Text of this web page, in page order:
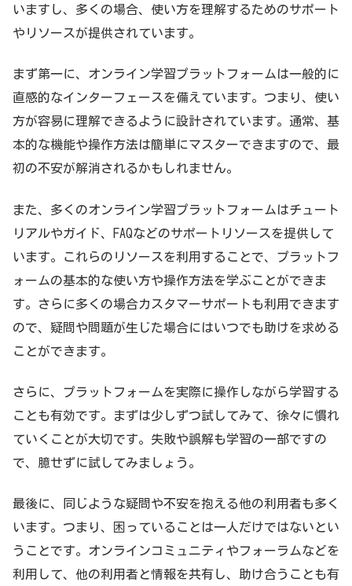
いますし、多くの場合、使い方を理解するためのサポート
やリソースが提供されています。
まず第一に、オンライン学習プラットフォームは一般的に
直感的なインターフェースを備えています。つまり、使い
方が容易に理解できるように設計されています。通常、基
本的な機能や操作方法は簡単にマスターできますので、最
初の不安が解消されるかもしれません。
また、多くのオンライン学習プラットフォームはチュート
リアルやガイド、FAQなどのサポートリソースを提供して
います。これらのリソースを利用することで、プラットフ
ォームの基本的な使い方や操作方法を学ぶことができま
す。さらに多くの場合カスタマーサポートも利用できます
ので、疑問や問題が生じた場合にはいつでも助けを求める
ことができます。
さらに、プラットフォームを実際に操作しながら学習する
ことも有効です。まずは少しずつ試してみて、徐々に慣れ
ていくことが大切です。失敗や誤解も学習の一部ですの
で、臆せずに試してみましょう。
最後に、同じような疑問や不安を抱える他の利用者も多く
います。つまり、困っていることは一人だけではないとい
うことです。オンラインコミュニティやフォーラムなどを
利用して、他の利用者と情報を共有し、助け合うことも有